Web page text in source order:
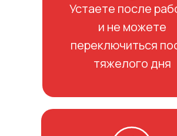
Устаете после
и не можете
переключиться
тяжелого дня